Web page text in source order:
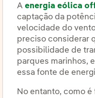
Aenergia eólica
captação da
velocidade do
preciso considerar
possibilidade de
parques marinhos,
essa fonte de
No entanto, como